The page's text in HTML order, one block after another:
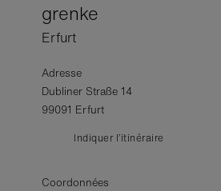
grenke
Erfurt
Adresse
Dubliner Straße 14
99091 Erfurt
Indiquer l’itinéraire
Coordonnées